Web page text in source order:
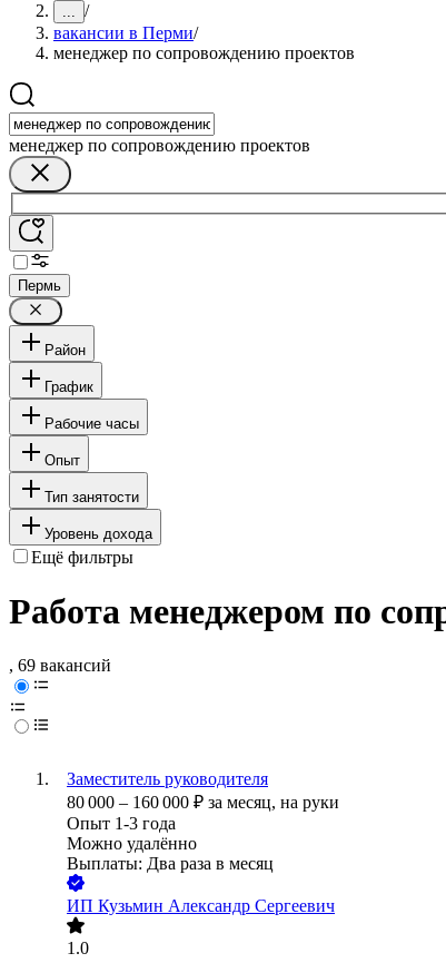
... /
вакансии в Перми/
менеджер по сопровождению проектов
менеджер по сопровождению проектов
Пермь
Район
График
Рабочие часы
Опыт
Тип занятости
Уровень дохода
Ещё фильтры
Работа менеджером по
, 69 вакансий
Заместитель руководителя
80 000 – 160 000 ₽ за месяц, на руки
Опыт 1-3 года
Можно удалённо
Выплаты: Два раза в месяц
ИП Кузьмин Александр Сергеевич
1.0